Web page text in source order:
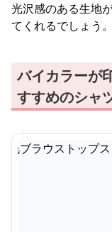
光沢感のある生地
てくれるでしょう。
バイカラーが
すすめのシャ